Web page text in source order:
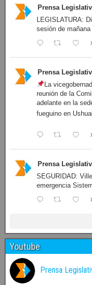
Prensa
LEGISLATURA:
sesión de mañana
Prensa
La
reunión de la
adelante en la
fueguino en
Prensa
SEGURIDAD:
emergencia
Youtube
Prensa